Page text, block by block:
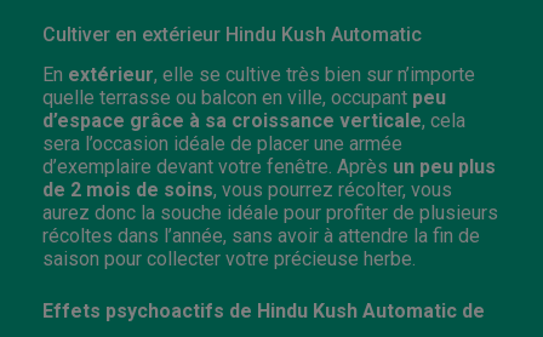
Cultiver en extérieur Hindu Kush Automatic
En extérieur, elle se cultive très bien sur n’importe
quelle terrasse ou balcon en ville, occupant peu
d’espace grâce à sa croissance verticale, cela
sera l’occasion idéale de placer une armée
d’exemplaire devant votre fenêtre. Après un peu plus
de 2 mois de soins, vous pourrez récolter, vous
aurez donc la souche idéale pour profiter de plusieurs
récoltes dans l’année, sans avoir à attendre la fin de
saison pour collecter votre précieuse herbe.
Effets psychoactifs de Hindu Kush Automatic de